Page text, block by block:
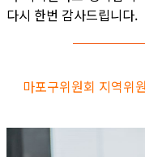
다시 한번 감사드립니다.
마포구위원회 지역위